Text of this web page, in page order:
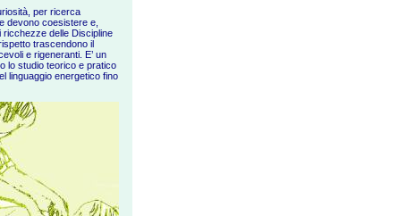
per ricerca
devono coesistere e,
ricchezze delle Discipline
trascendono il
e rigeneranti. E’ un
lo studio teorico e pratico
linguaggio energetico fino